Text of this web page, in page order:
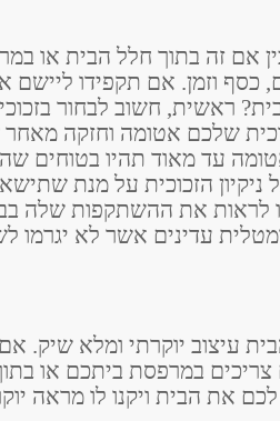
אם זה בתוך חלל הבית או
וזמן. אם תקפידו ליישם
ראשית, חשוב לבחור
שלכם אטומה וחזקה
עד מאוד תהיו בטוחים
הזכוכית על מנת
לראות את ההשתקפות שלה
עדינים אשר לא יגרמו
עיצוב יוקרתי ומלא שיק.
במרפסת ביתכם או
את הבית ויקנו לו מראה